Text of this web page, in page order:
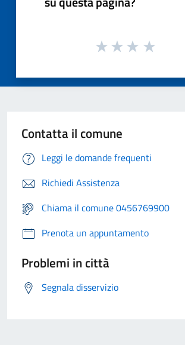
Contatta il comune
Leggi le domande frequenti
Richiedi Assistenza
Chiama il comune 0456769900
Prenota un appuntamento
Problemi in città
Segnala disservizio